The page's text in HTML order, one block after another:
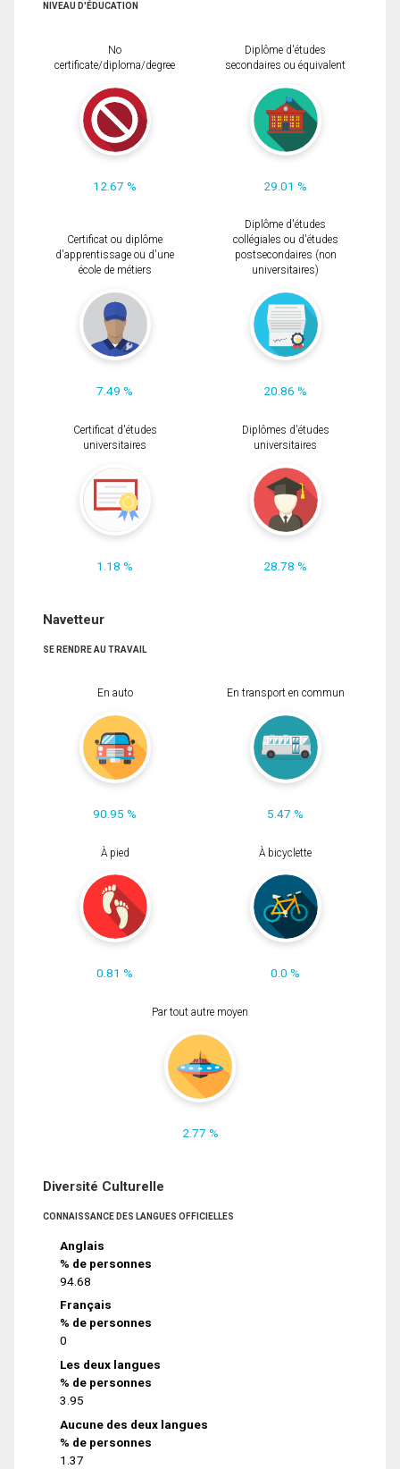
NIVEAU D'ÉDUCATION
No
certificate/diploma/degree
12.67 %
Diplôme d'études
secondaires ou équivalent
29.01 %
Certificat ou diplôme
d'apprentissage ou d'une
école de métiers
7.49 %
Diplôme d'études
collégiales ou d'études
postsecondaires (non
universitaires)
20.86 %
Certificat d'études
universitaires
1.18 %
Diplômes d'études
universitaires
28.78 %
Navetteur
SE RENDRE AU TRAVAIL
En auto
90.95 %
En transport en commun
5.47 %
À pied
0.81 %
À bicyclette
0.0 %
Par tout autre moyen
2.77 %
Diversité Culturelle
CONNAISSANCE DES LANGUES OFFICIELLES
Anglais
% de personnes
94.68
Français
% de personnes
0
Les deux langues
% de personnes
3.95
Aucune des deux langues
% de personnes
1.37